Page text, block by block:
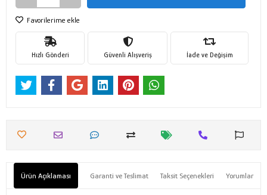
Favorilerime ekle
Hızlı Gönderi Güvenli Alışveriş İade ve Değişim
Ürün Açıklaması Garanti ve Teslimat Taksit Seçenekleri Yorumlar